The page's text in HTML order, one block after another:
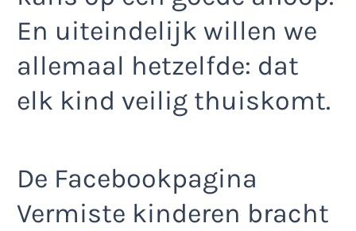
En uiteindelijk willen we
allemaal hetzelfde: dat
elk kind veilig thuiskomt.
De Facebookpagina
Vermiste kinderen bracht